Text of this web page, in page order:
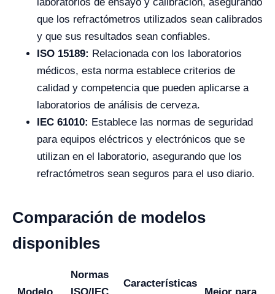
que los refractómetros utilizados sean calibrados
y que sus resultados sean confiables.
ISO 15189: Relacionada con los laboratorios
médicos, esta norma establece criterios de
calidad y competencia que pueden aplicarse a
laboratorios de análisis de cerveza.
IEC 61010: Establece las normas de seguridad
para equipos eléctricos y electrónicos que se
utilizan en el laboratorio, asegurando que los
refractómetros sean seguros para el uso diario.
Comparación de modelos
disponibles
Normas
Características